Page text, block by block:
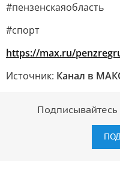
#пензенскаяобласть
#спорт
https://max.ru/
Источник: Канал в